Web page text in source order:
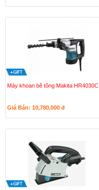
Máy khoan bê tông Makita HR4030C
Giá Bán: 10,780,000 đ